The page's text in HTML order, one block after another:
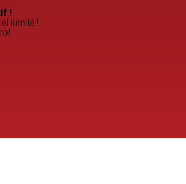
!
illimité !